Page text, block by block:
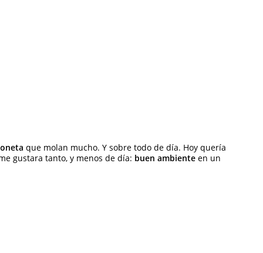
que molan mucho. Y sobre todo de día. Hoy quería
gustara tanto, y menos de día: buen ambiente en un